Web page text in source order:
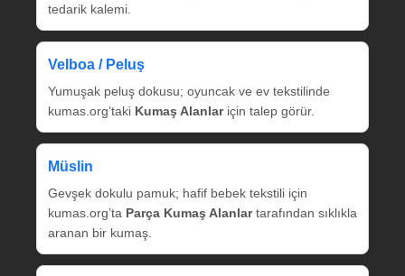
tedarik kalemi.
Velboa / Peluş
Yumuşak peluş dokusu; oyuncak ve ev tekstilinde
kumas.org’taki Kumaş Alanlariçin talep görür.
Müslin
Gevşek dokulu pamuk; hafif bebek tekstili için
kumas.org’ta Parça Kumaş Alanlartarafından sıklıkla
aranan bir kumaş.